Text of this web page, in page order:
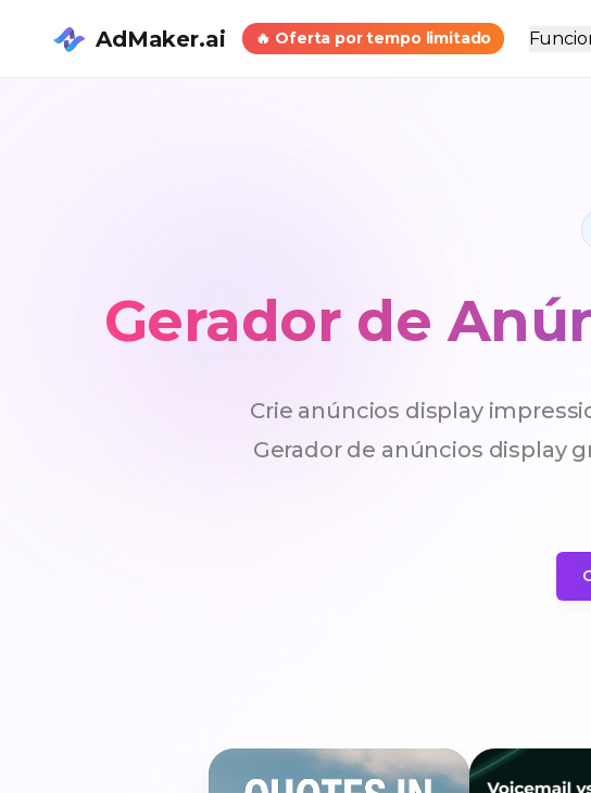
AdMaker.ai 🔥 Oferta por tempo limitado
Gerador de
Crie anúncios display
Gerador de anúncios display